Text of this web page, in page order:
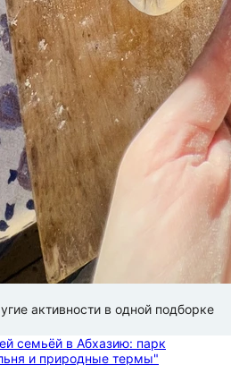
активности в одной подборке